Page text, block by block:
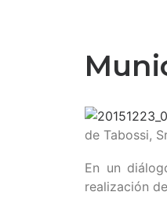
de Tabossi,
En un
realización